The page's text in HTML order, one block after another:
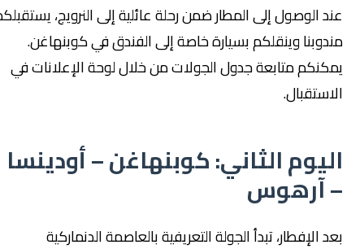
عند الوصول إلى المطار ضمن رحلة عائلية إلى النرويج، يستقبلكم
مندوبنا وينقلكم بسيارة خاصة إلى الفندق في كوبنهاغن.
يمكنكم متابعة جدول الجولات من خلال لوحة الإعلانات في
الاستقبال.
اليوم الثاني: كوبنهاغن – أودينسا
– آرهوس
بعد الإفطار، تبدأ الجولة التعريفية بالعاصمة الدنماركية